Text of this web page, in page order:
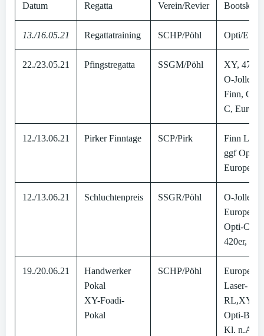
Datum Regatta Verein/Revier
13./16.05.21 Regattatraining SCHP/Pöhl Opti/
22./23.05.21 Pfingstregatta SSGM/Pöhl
XY, 470er,
O-Jolle,
Finn,
C, Europe
12./13.06.21 Pirker Finntage SCP/Pirk
Finn LM,
ggf Opti-
Europe
12./13.06.21 Schluchtenpreis SSGR/Pöhl
O-Jolle
Europe,
Opti-C,
420er,
19./20.06.21
Handwerker
Pokal
XY-Foadi-
Pokal
SCHP/Pöhl
Europe-
Laser-
RL,XY-
Opti-B
Kl. n.A.